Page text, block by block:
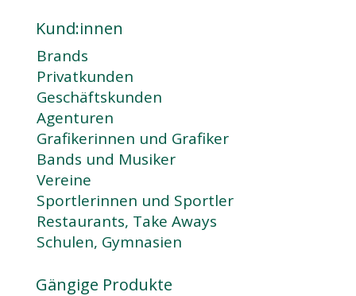
Kund:innen
Brands
Privatkunden
Geschäftskunden
Agenturen
Grafikerinnen und Grafiker
Bands und Musiker
Vereine
Sportlerinnen und Sportler
Restaurants, Take Aways
Schulen, Gymnasien
Gängige Produkte